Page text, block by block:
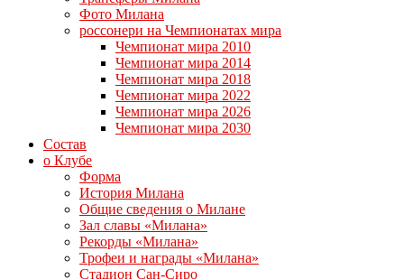
Фото Милана
россонери на Чемпионатах мира
Чемпионат мира 2010
Чемпионат мира 2014
Чемпионат мира 2018
Чемпионат мира 2022
Чемпионат мира 2026
Чемпионат мира 2030
Состав
о Клубе
Форма
История Милана
Общие сведения о Милане
Зал славы «Милана»
Рекорды «Милана»
Трофеи и награды «Милана»
Стадион Сан-Сиро